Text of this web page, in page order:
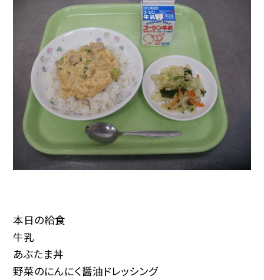
本日の給食
牛乳
あぶたま丼
野菜のにんにく醤油ドレッシング